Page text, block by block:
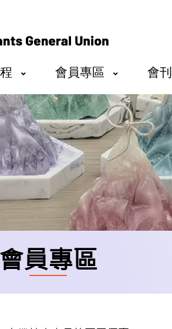
會員專區 會刊
會員專區